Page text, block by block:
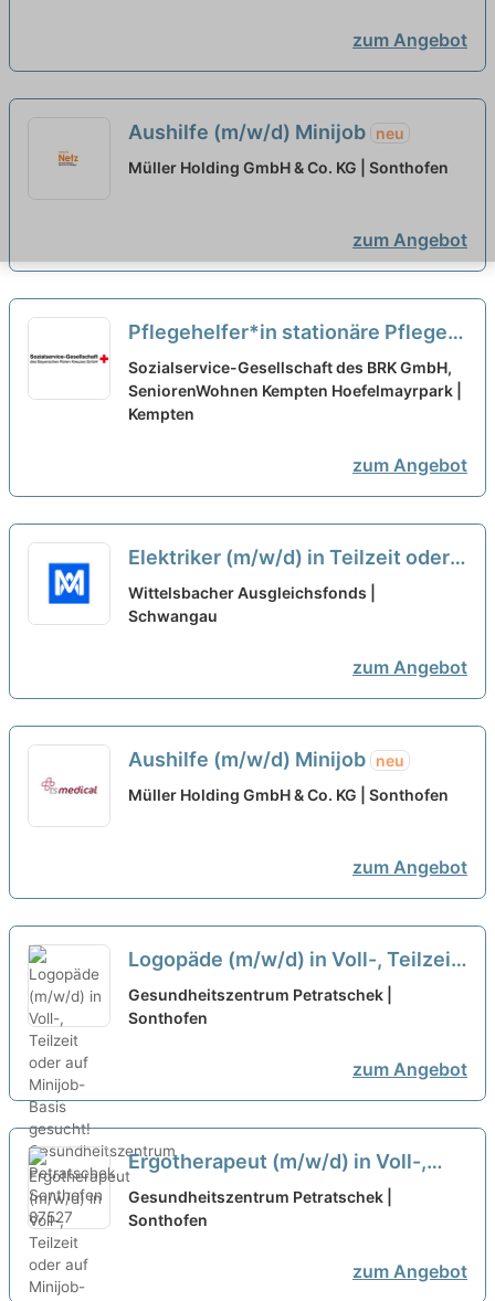
zum Angebot
Aushilfe (m/w/d) Minijob neu
Müller Holding GmbH & Co. KG | Sonthofen
zum Angebot
Pflegehelfer*in stationäre Pflege
(m/w/d) - auf Minijob-Basis - neu
Sozialservice-Gesellschaft des BRK GmbH,
SeniorenWohnen Kempten Hoefelmayrpark |
Kempten
zum Angebot
Elektriker (m/w/d) in Teilzeit oder
Minijob... neu
Wittelsbacher Ausgleichsfonds |
Schwangau
zum Angebot
Aushilfe (m/w/d) Minijob neu
Müller Holding GmbH & Co. KG | Sonthofen
zum Angebot
Logopäde (m/w/d) in Voll-, Teilzeit
oder auf Minijob-Basis gesucht!
neu
Gesundheitszentrum Petratschek |
Sonthofen
zum Angebot
Ergotherapeut (m/w/d) in Voll-,
Teilzeit oder auf Minijob-Basis
gesucht
Gesundheitszentrum Petratschek |
Sonthofen
zum Angebot